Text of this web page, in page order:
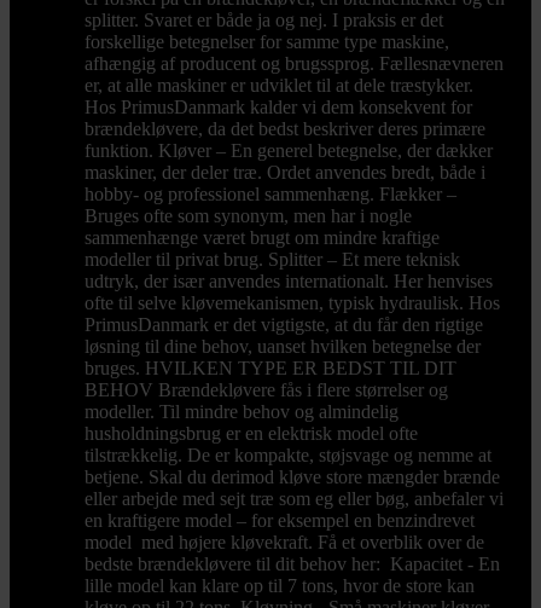
splitter. Svaret er både ja og nej. I praksis er det
forskellige betegnelser for samme type maskine,
afhængig af producent og brugssprog. Fællesnævneren
er, at alle maskiner er udviklet til at dele træstykker.
Hos PrimusDanmark kalder vi dem konsekvent for
brændekløvere, da det bedst beskriver deres primære
funktion. Kløver – En generel betegnelse, der dækker
maskiner, der deler træ. Ordet anvendes bredt, både i
hobby- og professionel sammenhæng. Flækker –
Bruges ofte som synonym, men har i nogle
sammenhænge været brugt om mindre kraftige
modeller til privat brug. Splitter – Et mere teknisk
udtryk, der især anvendes internationalt. Her henvises
ofte til selve kløvemekanismen, typisk hydraulisk. Hos
PrimusDanmark er det vigtigste, at du får den rigtige
løsning til dine behov, uanset hvilken betegnelse der
bruges. HVILKEN TYPE ER BEDST TIL DIT
BEHOV Brændekløvere fås i flere størrelser og
modeller. Til mindre behov og almindelig
husholdningsbrug er en elektrisk model ofte
tilstrækkelig. De er kompakte, støjsvage og nemme at
betjene. Skal du derimod kløve store mængder brænde
eller arbejde med sejt træ som eg eller bøg, anbefaler vi
en kraftigere model – for eksempel en benzindrevet
model med højere kløvekraft. Få et overblik over de
bedste brændekløvere til dit behov her: Kapacitet - En
lille model kan klare op til 7 tons, hvor de store kan